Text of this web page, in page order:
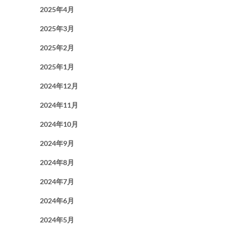
2025年4月
2025年3月
2025年2月
2025年1月
2024年12月
2024年11月
2024年10月
2024年9月
2024年8月
2024年7月
2024年6月
2024年5月